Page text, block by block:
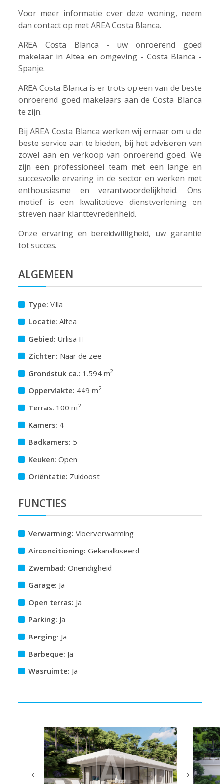
Voor meer informatie over deze woning, neem
dan contact op met AREA Costa Blanca.
AREA Costa Blanca - uw onroerend goed
makelaar in Altea en omgeving - Costa Blanca -
Spanje.
AREA Costa Blanca is er trots op een van de beste
onroerend goed makelaars aan de Costa Blanca
te zijn.
Bij AREA Costa Blanca werken wij ernaar om u de
beste service aan te bieden, bij het adviseren van
zowel aan en verkoop van onroerend goed. We
zijn een professioneel team met een lange en
succesvolle ervaring in de sector en werken met
enthousiasme en verantwoordelijkheid. Ons
motief is een kwalitatieve dienstverlening en
streven naar klanttevredenheid.
Onze ervaring en bereidwilligheid, uw garantie
tot succes.
ALGEMEEN
Type: Villa
Locatie: Altea
Gebied: Urlisa II
Zichten: Naar de zee
Grondstuk ca.: 1.594 m2
Oppervlakte: 449 m2
Terras: 100 m2
Kamers: 4
Badkamers: 5
Keuken: Open
Oriëntatie: Zuidoost
FUNCTIES
Verwarming: Vloerverwarming
Airconditioning: Gekanalkiseerd
Zwembad: Oneindigheid
Garage: Ja
Open terras: Ja
Parking: Ja
Berging: Ja
Barbeque: Ja
Wasruimte: Ja